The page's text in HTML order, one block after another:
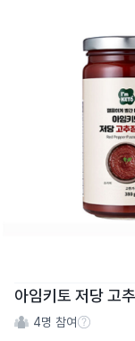
토
어
스
아임키토 저당 고
4명 참여참여 수 정보